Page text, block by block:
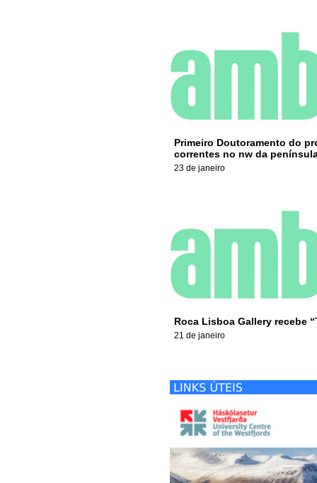
Primeiro Doutoramento do
correntes no nw da
23 de janeiro
Roca Lisboa Gallery recebe
21 de janeiro